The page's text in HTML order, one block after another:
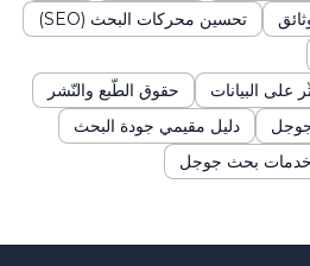
تحسين محركات البحث (SEO)
البيانات
حقوق الطّبع والنّشر
دليل مقيمي جودة البحث
بحث جوجل